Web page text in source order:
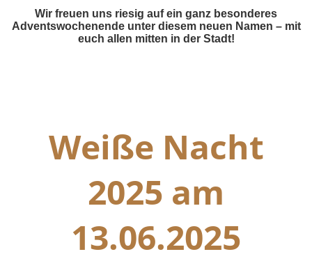
Wir freuen uns riesig auf ein ganz besonderes
Adventswochenende unter diesem neuen Namen – mit
euch allen mitten in der Stadt!
Weiße Nacht
2025 am
13.06.2025